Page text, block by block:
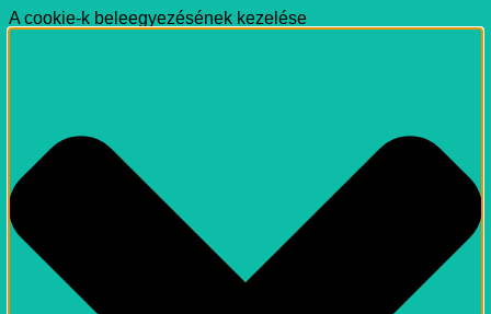
A cookie-k beleegyezésének kezelése